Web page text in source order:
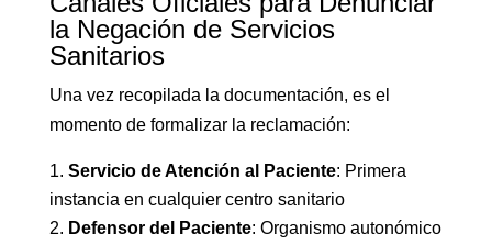
la Negación de Servicios
Sanitarios
Una vez recopilada la documentación, es el
momento de formalizar la reclamación:
Servicio de Atención al Paciente: Primera
instancia en cualquier centro sanitario
Defensor del Paciente: Organismo autonómico